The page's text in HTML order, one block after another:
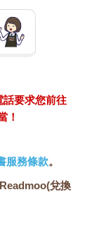
核武與高度的
善北韓實際狀況
，核心事實只有
運作，基督教志
是讓脫北者離開
都會出現的中國
讓他們能吃飽穿
他們得在中國長
畏的嚮導帶路。
原進入蒙古，
西南邊，花幾天
火車、巴士與計
要求您前往
！
服務條款。
兌換